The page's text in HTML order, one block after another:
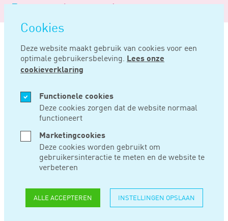
overslaan
Cookies
Deze website maakt gebruik van cookies voor een
optimale gebruikersbeleving. Lees onze
cookieverklaring
Functionele cookies
Deze cookies zorgen dat de website normaal
functioneert
Marketingcookies
Deze cookies worden gebruikt om
gebruikersinteractie te meten en de website te
verbeteren
ALLE ACCEPTEREN INSTELLINGEN OPSLAAN
Logo
Noord
Negentig
Home Nieuws
JAN 17, 2023
INSPECTEUR KAN
TOCH NAVORDEREN
BIJ HT-CONVENANT
Ondernemers die het convenant horizontaal toezicht met